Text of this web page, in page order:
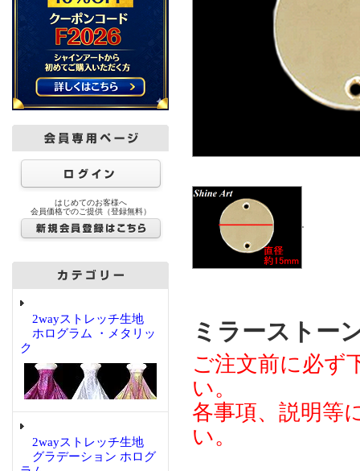
はじめてのお客様へ
会員価格でのご提供（登録無料）
2wayストレッチ生地
ホログラム ・メタリッ
ク
2wayストレッチ生地
グラデーション ホログ
ミラースト
ご注文前に必ず
い。
各事項、説明等
い。